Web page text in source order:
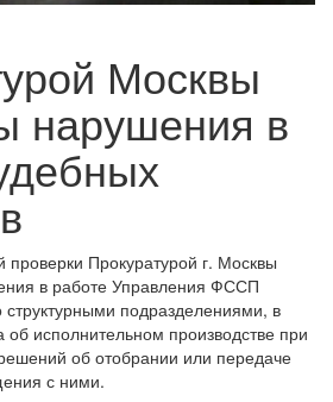
Москвы
нарушения в
проверки Прокуратурой г. Москвы
в работе Управления ФССП
структурными подразделениями, в
об исполнительном производстве при
об отобрании или передаче
с ними.